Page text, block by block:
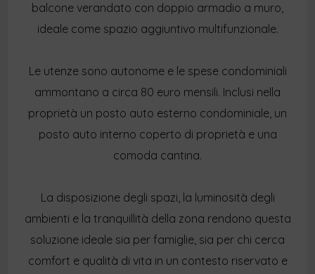
balcone verandato con doppio armadio a muro,
ideale come spazio aggiuntivo multifunzionale.
Le utenze sono autonome e le spese condominiali
ammontano a circa 80 euro mensili. Inclusi nella
proprietà un posto auto esterno condominiale, un
posto auto interno coperto di proprietà e una
comoda cantina.
La disposizione degli spazi, la luminosità degli
ambienti e la tranquillità della zona rendono questa
soluzione ideale sia per famiglie, sia per chi cerca
comfort e qualità di vita in un contesto riservato e